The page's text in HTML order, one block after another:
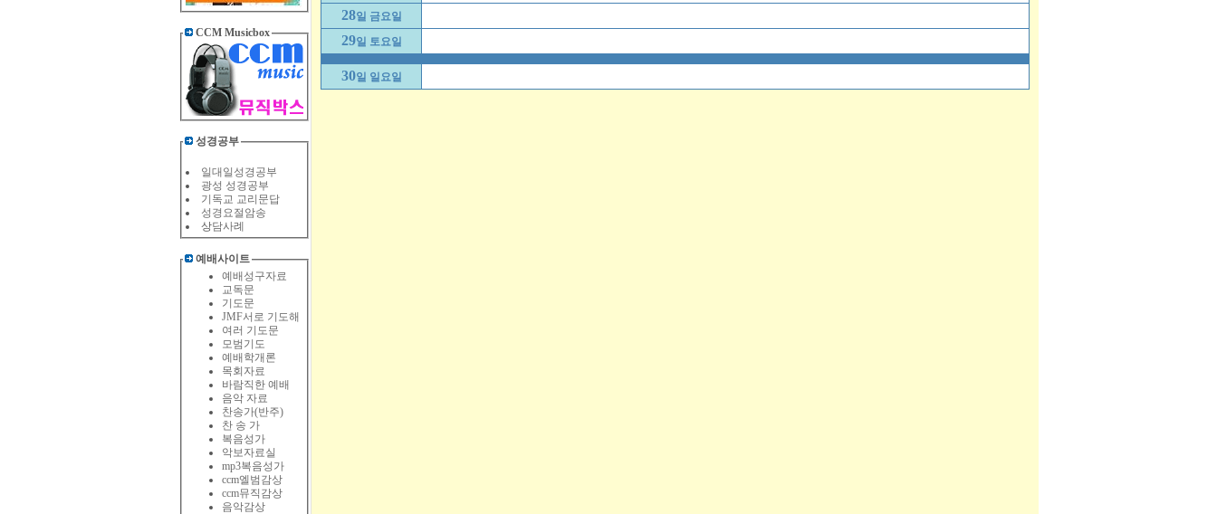
CCM Musicbox
성경공부
일대일성경공부
광성 성경공부
기독교 교리문답
성경요절암송
상담사례
예배사이트
예배성구자료
교독문
기도문
JMF서로 기도해
여러 기도문
모범기도
예배학개론
목회자료
바람직한 예배
음악 자료
찬송가(반주)
찬 송 가
복음성가
악보자료실
mp3복음성가
ccm엘범감상
ccm뮤직감상
음악감상
28일 금요일
29일 토요일
30일 일요일